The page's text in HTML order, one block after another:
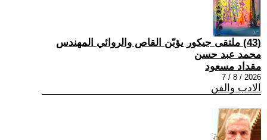
(43) ملتقى جيكور يؤبّن القاص والروائي المهندس
محمد عبد حسن
مقداد مسعود
2026 / 8 / 7
الادب والفن